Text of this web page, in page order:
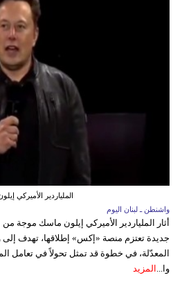
الملياردير الأميركي
واشنطن ـ لبنان اليوم
أثار الملياردير الأميركي إيلون ماسك موجة
جديدة تعتزم منصة «إكس» إطلاقها، تهدف إلى
المعدّلة، في خطوة قد تمثل تحولاً في تعامل
وا...
المزيد